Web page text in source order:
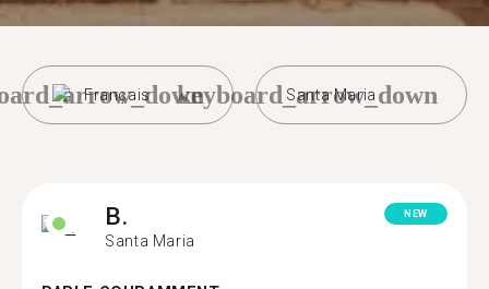
Français Santa Maria
keyboard_arrow_down
B.
Santa Maria
NEW